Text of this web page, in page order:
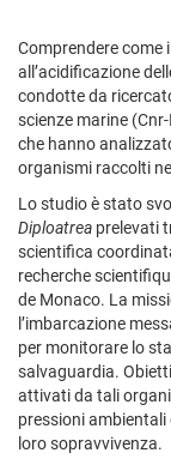
Comprendere come
all’acidificazione
condotte da
scienze marine
che hanno
organismi raccolti
Lo studio è stato
Diploatrea prelevati
scientifica
recherche
de Monaco. La
l’imbarcazione
per monitorare lo
salvaguardia.
attivati da tali
pressioni
loro sopravvivenza.